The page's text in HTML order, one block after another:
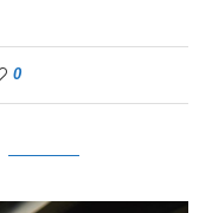
0